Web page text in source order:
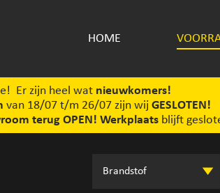
HOME
Er zijn heel watnieuwkomers!
van 18/07 t/m 26/07 zijn wij GESLOTEN!
terug OPEN! Werkplaatsblijft